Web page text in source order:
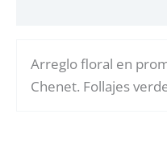
Arreglo floral en
Chenet. Follajes